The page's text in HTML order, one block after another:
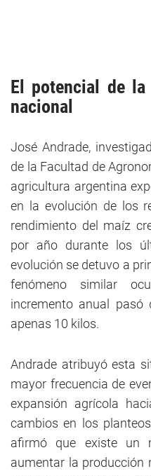
El potencial de
nacional
José Andrade,
de la Facultad de
agricultura argentina
en la evolución de los
rendimiento del maíz
por año durante los
evolución se detuvo a
fenómeno similar
incremento anual
apenas 10 kilos.
Andrade atribuyó esta
mayor frecuencia de
expansión agrícola
cambios en los
afirmó que existe un
aumentar la producción